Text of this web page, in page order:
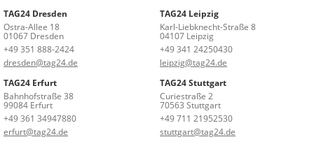
TAG24 Dresden
Ostra-Allee 18
01067 Dresden
+49 351 888-2424
dresden@tag24.de
TAG24 Leipzig
Karl-Liebknecht-Straße 8
04107 Leipzig
+49 341 24250430
leipzig@tag24.de
TAG24 Erfurt
Bahnhofstraße 38
99084 Erfurt
+49 361 34947880
erfurt@tag24.de
TAG24 Stuttgart
Curiestraße 2
70563 Stuttgart
+49 711 21952530
stuttgart@tag24.de